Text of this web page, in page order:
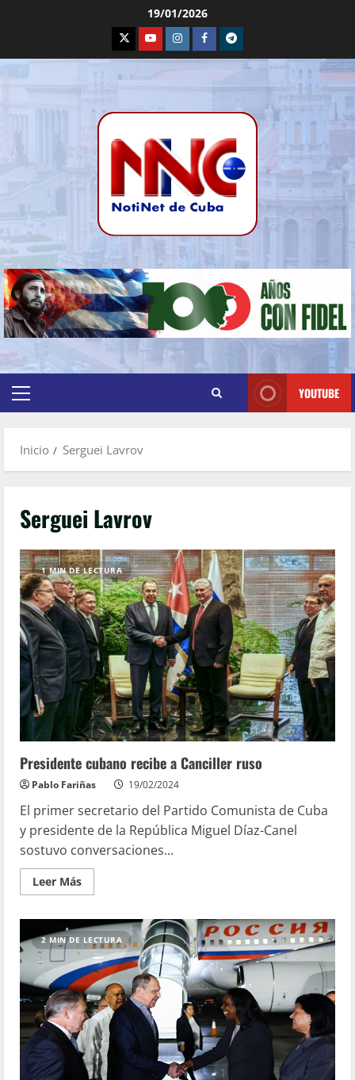
19/01/2026
YOUTUBE
Inicio Serguei Lavrov
Serguei Lavrov
1 MIN DE LECTURA
Presidente cubano recibe a Canciller ruso
Pablo Fariñas 19/02/2024
El primer secretario del Partido Comunista de Cuba
y presidente de la República Miguel Díaz-Canel
sostuvo conversaciones...
Leer Más
2 MIN DE LECTURA